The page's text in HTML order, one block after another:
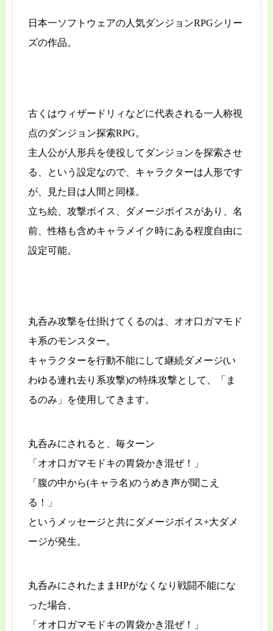
日本一ソフトウェアの人気ダンジョンRPGシリー
ズの作品。
古くはウィザードリィなどに代表される一人称視
点のダンジョン探索RPG。
主人公が人形兵を使役してダンジョンを探索させ
る、という設定なので、キャラクターは人形です
が、見た目は人間と同様。
立ち絵、攻撃ボイス、ダメージボイスがあり、名
前、性格も含めキャラメイク時にある程度自由に
設定可能。
丸呑み攻撃を仕掛けてくるのは、オオ口ガマモド
キ系のモンスター。
キャラクターを行動不能にして継続ダメージ(い
わゆる連れ去り系攻撃)の特殊攻撃として、「ま
るのみ」を使用してきます。
丸呑みにされると、毎ターン
「オオ口ガマモドキの胃袋かき混ぜ！」
「腹の中から(キャラ名)のうめき声が聞こえ
る！」
というメッセージと共にダメージボイス+大ダメ
ージが発生。
丸呑みにされたままHPがなくなり戦闘不能にな
った場合、
「オオ口ガマモドキの胃袋かき混ぜ！」